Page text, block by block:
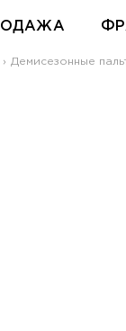
Демисезонные